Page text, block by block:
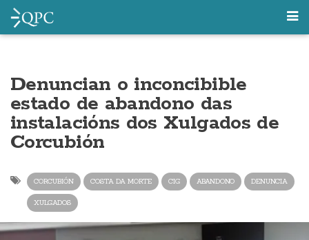
Denuncian o inconcibible
estado de abandono das
instalacións dos Xulgados de
Corcubión
CORCUBIÓN COSTA DA MORTE CIG ABANDONO DENUNCIA
XULGADOS